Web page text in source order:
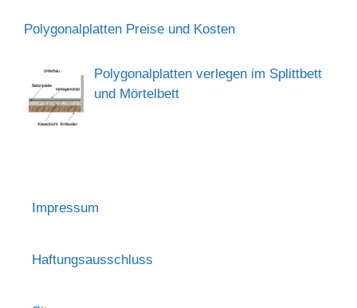
Polygonalplatten Preise und Kosten
Polygonalplatten verlegen im Splittbett
und Mörtelbett
Impressum
Haftungsausschluss